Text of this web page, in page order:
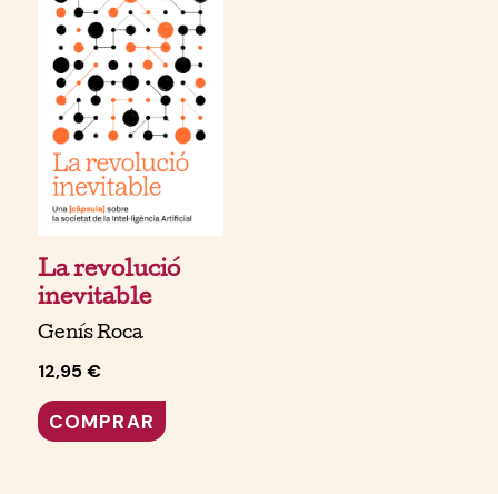
La revolució
inevitable
Genís Roca
12,95 €
COMPRAR